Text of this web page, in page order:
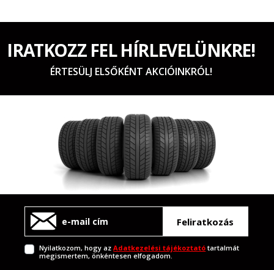
IRATKOZZ FEL HÍRLEVELÜNKRE!
ÉRTESÜLJ ELSŐKÉNT AKCIÓINKRÓL!
Feliratkozás
Nyilatkozom, hogy azAdatkezelési tájékoztató tartalmát
megismertem, önkéntesen elfogadom.